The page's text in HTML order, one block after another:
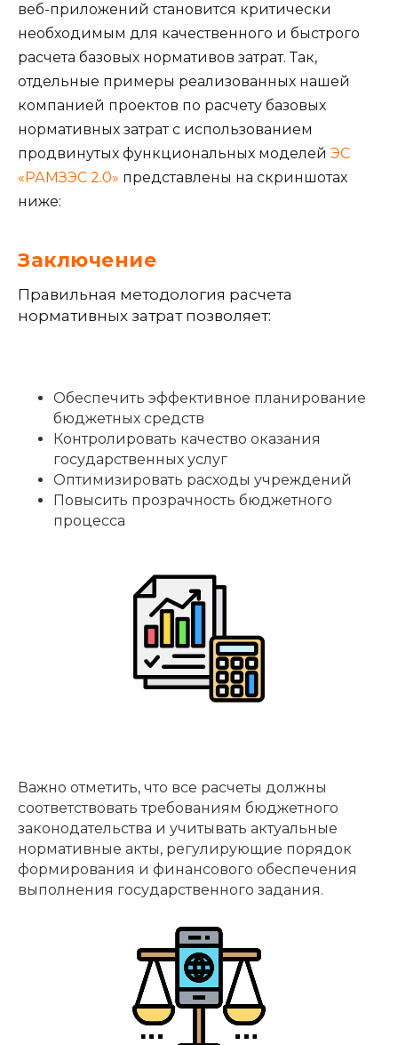
веб-приложений становится критически
необходимым для качественного и быстрого
расчета базовых нормативов затрат. Так,
отдельные примеры реализованных нашей
компанией проектов по расчету базовых
нормативных затрат с использованием
продвинутых функциональных моделей ЭС
«РАМЗЭС 2.0» представлены на скриншотах
ниже:
Заключение
Правильная методология расчета
нормативных затрат позволяет:
Обеспечить эффективное планирование
бюджетных средств
Контролировать качество оказания
государственных услуг
Оптимизировать расходы учреждений
Повысить прозрачность бюджетного
процесса
Важно отметить, что все расчеты должны
соответствовать требованиям бюджетного
законодательства и учитывать актуальные
нормативные акты, регулирующие порядок
формирования и финансового обеспечения
выполнения государственного задания.